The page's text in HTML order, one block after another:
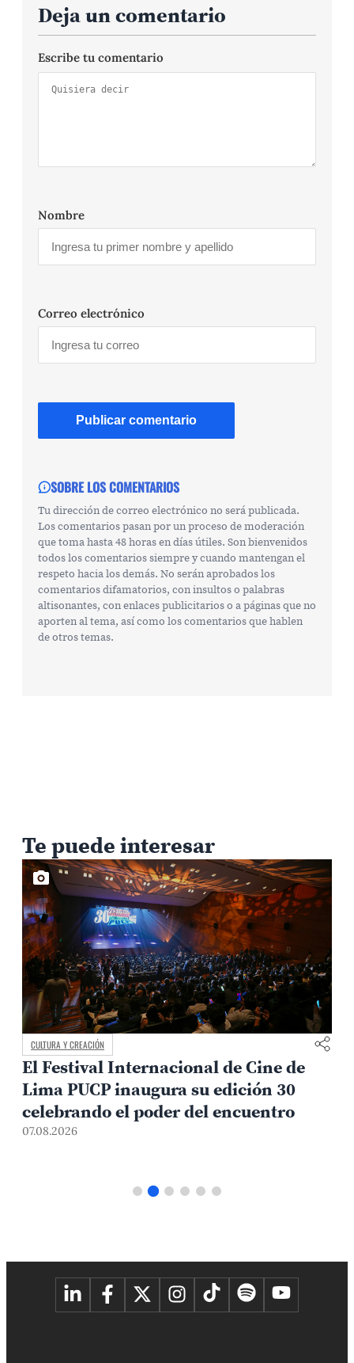
Deja un comentario
Escribe tu comentario
Nombre
Correo electrónico
SOBRE LOS COMENTARIOS
Tu dirección de correo electrónico no será publicada.
Los comentarios pasan por un proceso de moderación
que toma hasta 48 horas en días útiles. Son bienvenidos
todos los comentarios siempre y cuando mantengan el
respeto hacia los demás. No serán aprobados los
comentarios difamatorios, con insultos o palabras
altisonantes, con enlaces publicitarios o a páginas que no
aporten al tema, así como los comentarios que hablen
de otros temas.
Te puede interesar
CULTURA Y CREACIÓN
El Festival Internacional de Cine de
Lima PUCP inaugura su edición 30
celebrando el poder del encuentro
07.08.2026